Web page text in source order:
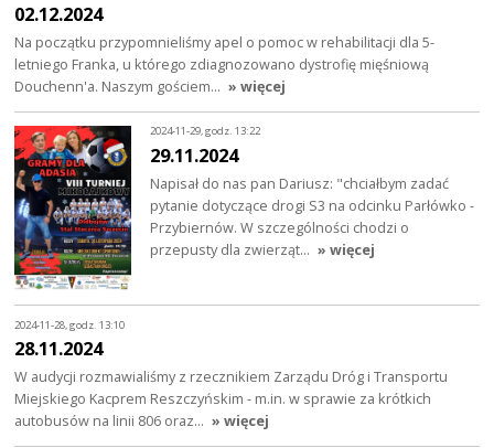
02.12.2024
Na początku przypomnieliśmy apel o pomoc w rehabilitacji dla 5-
letniego Franka, u którego zdiagnozowano dystrofię mięśniową
Douchenn'a. Naszym gościem… » więcej
2024-11-29, godz. 13:22
29.11.2024
Napisał do nas pan Dariusz: "chciałbym zadać
pytanie dotyczące drogi S3 na odcinku Parłówko -
Przybiernów. W szczególności chodzi o
przepusty dla zwierząt… » więcej
2024-11-28, godz. 13:10
28.11.2024
W audycji rozmawialiśmy z rzecznikiem Zarządu Dróg i Transportu
Miejskiego Kacprem Reszczyńskim - m.in. w sprawie za krótkich
autobusów na linii 806 oraz… » więcej